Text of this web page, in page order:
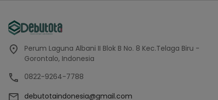
Perum Laguna Albani II Blok B No. 8 Kec.Telaga Biru -
Gorontalo, Indonesia
0822-9264-7788
debutotaindonesia@gmail.com